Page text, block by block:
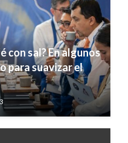
con sal? En algunos
para suavizar el